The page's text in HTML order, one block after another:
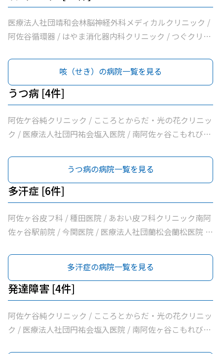
浦整形外科内科 / シャレール荻窪前やすだクリニック
医療法人社団靖和会林脳神経外科メディカルクリニック /
阿佐谷循環器 / はやま消化器内科クリニック / つぐクリニ
人社団昇陽会阿佐谷すずき診療所 / 長沼内科 / 医療法人社
団明笙会たけうち内科 / 医療法人社団成宗診療所 / 今関医
院 / 医療法人社団蘭松会蘭松医院 / 医療法人社団成東会松
浦整形外科内科 / シャレール荻窪前やすだクリニック
咳（せき）の病院一覧を見る
うつ病 [4件]
阿佐ケ谷純クリニック / こころとからだ・光の花クリニッ
ク / 医療法人社団円祐会塩入医院 / 南阿佐ヶ谷こもれびメ
うつ病の病院一覧を見る
多汗症 [6件]
阿佐ヶ谷皮フ科 / 種田医院 / あおい皮フ科クリニック南阿
佐ヶ谷駅前院 / 今関医院 / 医療法人社団蘭松会蘭松医院 /
多汗症の病院一覧を見る
発達障害 [4件]
阿佐ケ谷純クリニック / こころとからだ・光の花クリニッ
ク / 医療法人社団円祐会塩入医院 / 南阿佐ヶ谷こもれびメ